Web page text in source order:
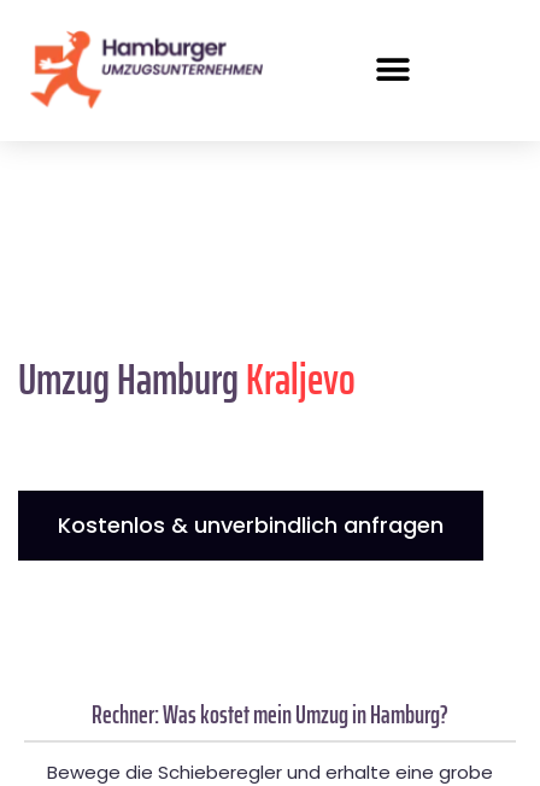
Umzug HamburgKraljevo
Kostenlos & unverbindlich anfragen
Rechner: Was kostet mein Umzug in Hamburg?
Bewege die Schieberegler und erhalte eine grobe